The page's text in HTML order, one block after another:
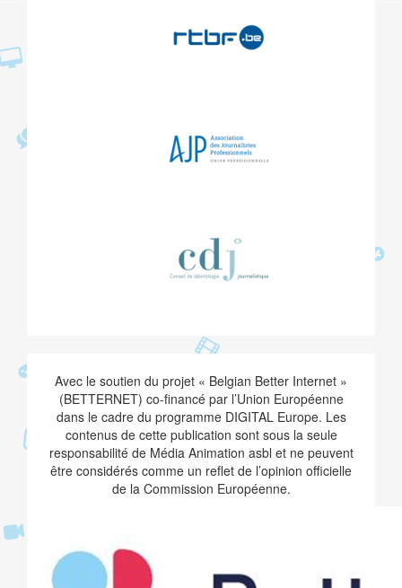
Avec le soutien du projet « Belgian Better Internet »
(BETTERNET) co-financé par l’Union Européenne
dans le cadre du programme DIGITAL Europe. Les
contenus de cette publication sont sous la seule
responsabilité de Média Animation asbl et ne peuvent
être considérés comme un reflet de l’opinion officielle
de la Commission Européenne.